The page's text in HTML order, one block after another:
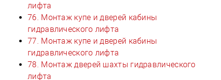
лифта
76. Монтаж купе и дверей кабины
гидравлического лифта
77. Монтаж купе и дверей кабины
гидравлического лифта
78. Монтаж дверей шахты гидравлического
лифта